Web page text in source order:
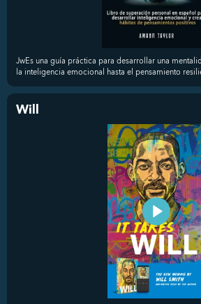
JwEs una guía práctica para desarrollar una
la inteligencia emocional hasta el pensamiento
Will